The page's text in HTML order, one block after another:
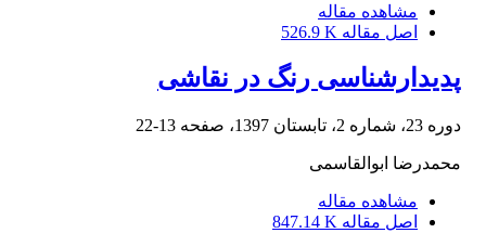
مشاهده مقاله
اصل مقاله 526.9 K
پدیدارشناسی رنگ در نقاشی
دوره 23، شماره 2، تابستان 1397، صفحه 13-22
محمدرضا ابوالقاسمی
مشاهده مقاله
اصل مقاله 847.14 K